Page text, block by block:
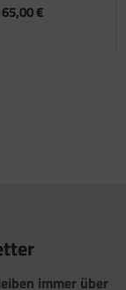
65,00 €
immer über